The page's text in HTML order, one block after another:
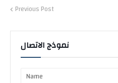
Previous Post
نموذج الاتصال